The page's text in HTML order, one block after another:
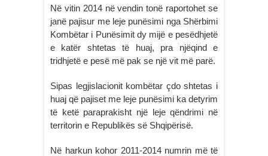
Në vitin 2014 në vendin tonë raportohet se
janë pajisur me leje punësimi nga Shërbimi
Kombëtar i Punësimit dy mijë e pesëdhjetë
e katër shtetas të huaj, pra njëqind e
tridhjetë e pesë më pak se një vit më parë.
Sipas legjislacionit kombëtar çdo shtetas i
huaj që pajiset me leje punësimi ka detyrim
të ketë paraprakisht një leje qëndrimi në
territorin e Republikës së Shqipërisë.
Në harkun kohor 2011-2014 numrin më të